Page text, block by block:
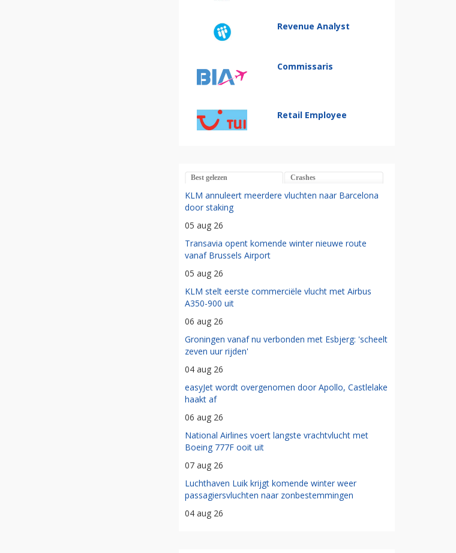
Revenue Analyst
Commissaris
Retail Employee
Best gelezen Crashes
KLM annuleert meerdere vluchten naar Barcelona
door staking
05 aug 26
Transavia opent komende winter nieuwe route
vanaf Brussels Airport
05 aug 26
KLM stelt eerste commerciële vlucht met Airbus
A350-900 uit
06 aug 26
Groningen vanaf nu verbonden met Esbjerg: 'scheelt
zeven uur rijden'
04 aug 26
easyJet wordt overgenomen door Apollo, Castlelake
haakt af
06 aug 26
National Airlines voert langste vrachtvlucht met
Boeing 777F ooit uit
07 aug 26
Luchthaven Luik krijgt komende winter weer
passagiersvluchten naar zonbestemmingen
04 aug 26